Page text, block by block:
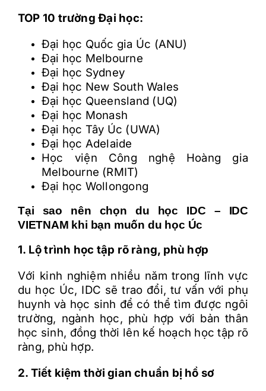
TOP 10 trường Đại học:
Đại học Quốc gia Úc (ANU)
Đại học Melbourne
Đại học Sydney
Đại học New South Wales
Đại học Queensland (UQ)
Đại học Monash
Đại học Tây Úc (UWA)
Đại học Adelaide
Học viện Công nghệ Hoàng gia
Melbourne (RMIT)
Đại học Wollongong
Tại sao nên chọn du học IDC – IDC
VIETNAM khi bạn muốn du học Úc
1. Lộ trình học tập rõ ràng, phù hợp
Với kinh nghiệm nhiều năm trong lĩnh vực
du học Úc, IDC sẽ trao đổi, tư vấn với phụ
huynh và học sinh để có thể tìm được ngôi
trường, ngành học, phù hợp với bản thân
học sinh, đồng thời lên kế hoạch học tập rõ
ràng, phù hợp.
2. Tiết kiệm thời gian chuẩn bị hồ sơ